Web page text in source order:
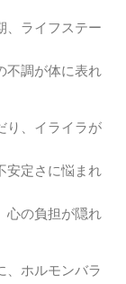
、ライフステー
不調が体に表れ
り、イライラが
安定さに悩まれ
心の負担が隠れ
、ホルモンバラ